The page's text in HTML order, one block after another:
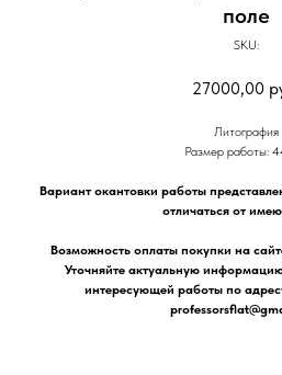
поле
SKU:
27000,00
Литография
Размер работы:
Вариант окантовки работы
отличаться от
Возможность оплаты покупки на
Уточняйте актуальную
интересующей работы по